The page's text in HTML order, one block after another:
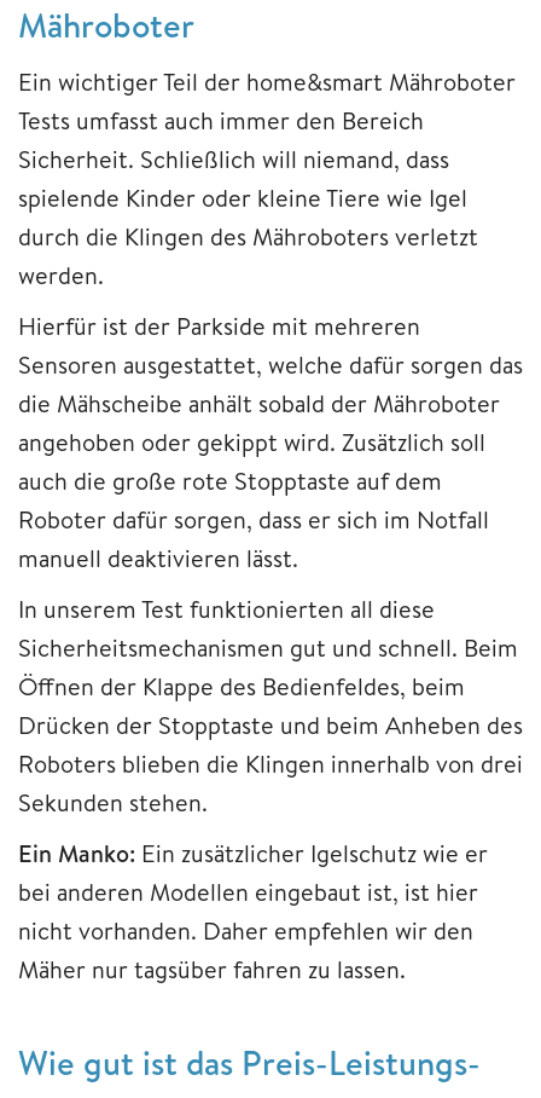
Mähroboter
Ein wichtiger Teil der home&smart Mähroboter
Tests umfasst auch immer den Bereich
Sicherheit. Schließlich will niemand, dass
spielende Kinder oder kleine Tiere wie Igel
durch die Klingen des Mähroboters verletzt
werden.
Hierfür ist der Parkside mit mehreren
Sensoren ausgestattet, welche dafür sorgen das
die Mähscheibe anhält sobald der Mähroboter
angehoben oder gekippt wird. Zusätzlich soll
auch die große rote Stopptaste auf dem
Roboter dafür sorgen, dass er sich im Notfall
manuell deaktivieren lässt.
In unserem Test funktionierten all diese
Sicherheitsmechanismen gut und schnell. Beim
Öffnen der Klappe des Bedienfeldes, beim
Drücken der Stopptaste und beim Anheben des
Roboters blieben die Klingen innerhalb von drei
Sekunden stehen.
Ein Manko: Ein zusätzlicher Igelschutz wie er
bei anderen Modellen eingebaut ist, ist hier
nicht vorhanden. Daher empfehlen wir den
Mäher nur tagsüber fahren zu lassen.
Wie gut ist das Preis-Leistungs-